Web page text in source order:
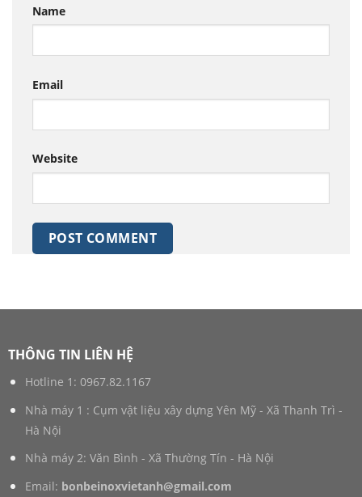
Name
Email
Website
THÔNG TIN LIÊN HỆ
Hotline 1: 0967.82.1167
Nhà máy 1 : Cụm vật liệu xây dựng Yên Mỹ - Xã Thanh Trì -
Hà Nội
Nhà máy 2: Văn Bình - Xã Thường Tín - Hà Nội
Email: bonbeinoxvietanh@gmail.com